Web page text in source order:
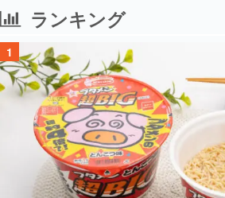
ランキング
1